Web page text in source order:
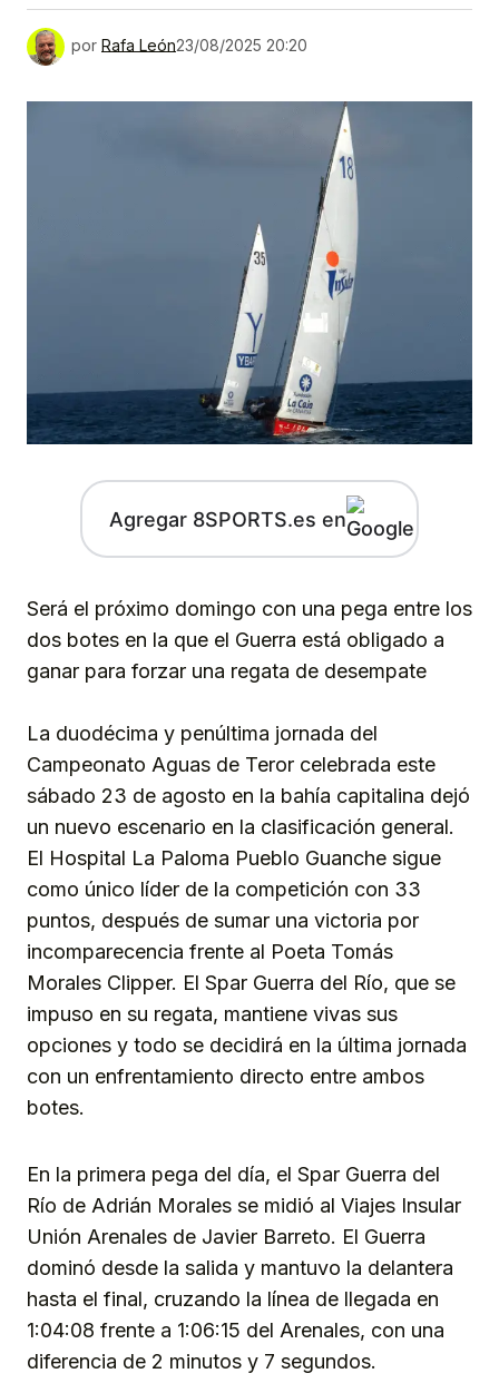
por Rafa León23/08/2025 20:20
Agregar 8SPORTS.es en
Será el próximo domingo con una pega entre los
dos botes en la que el Guerra está obligado a
ganar para forzar una regata de desempate
La duodécima y penúltima jornada del
Campeonato Aguas de Teror celebrada este
sábado 23 de agosto en la bahía capitalina dejó
un nuevo escenario en la clasificación general.
El Hospital La Paloma Pueblo Guanche sigue
como único líder de la competición con 33
puntos, después de sumar una victoria por
incomparecencia frente al Poeta Tomás
Morales Clipper. El Spar Guerra del Río, que se
impuso en su regata, mantiene vivas sus
opciones y todo se decidirá en la última jornada
con un enfrentamiento directo entre ambos
botes.
En la primera pega del día, el Spar Guerra del
Río de Adrián Morales se midió al Viajes Insular
Unión Arenales de Javier Barreto. El Guerra
dominó desde la salida y mantuvo la delantera
hasta el final, cruzando la línea de llegada en
1:04:08 frente a 1:06:15 del Arenales, con una
diferencia de 2 minutos y 7 segundos.